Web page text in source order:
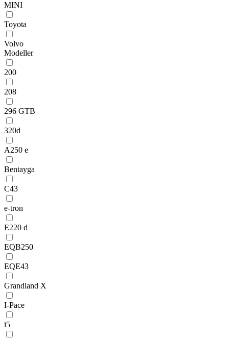
MINI
Toyota
Volvo
Modeller
200
208
296 GTB
320d
A250 e
Bentayga
C43
e-tron
E220 d
EQB250
EQE43
Grandland X
I-Pace
i5